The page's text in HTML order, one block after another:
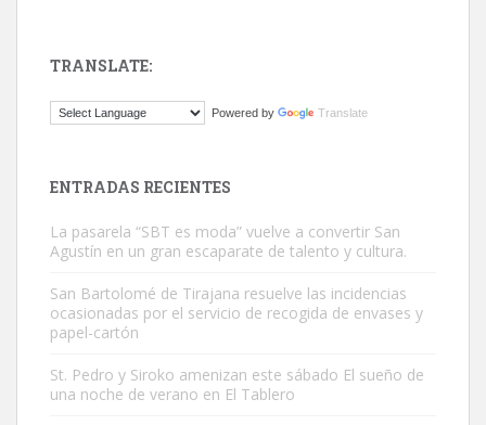
El ayuntamiento se va a llevar a Los Gatos callejeros de la zona los
Gato manso encontrado
Este gato macho ha aparecido en la calle hace menos de un mes,
es muy manso y extremadamente cari...
TRANSLATE:
Powered by Translate
ENTRADAS RECIENTES
La pasarela “SBT es moda” vuelve a convertir San
Agustín en un gran escaparate de talento y cultura.
San Bartolomé de Tirajana resuelve las incidencias
ocasionadas por el servicio de recogida de envases y
papel-cartón
St. Pedro y Siroko amenizan este sábado El sueño de
una noche de verano en El Tablero